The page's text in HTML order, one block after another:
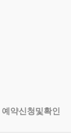
예약신청및확인